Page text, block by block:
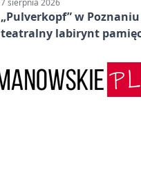
7 sierpnia 2026
„Pulverkopf” w Poznaniu
teatralny labirynt